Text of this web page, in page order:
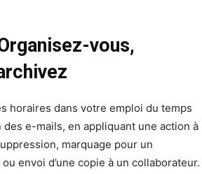
vous,
horaires dans votre emploi du temps
e-mails, en appliquant une action à
marquage pour un
envoi d’une copie à un collaborateur.